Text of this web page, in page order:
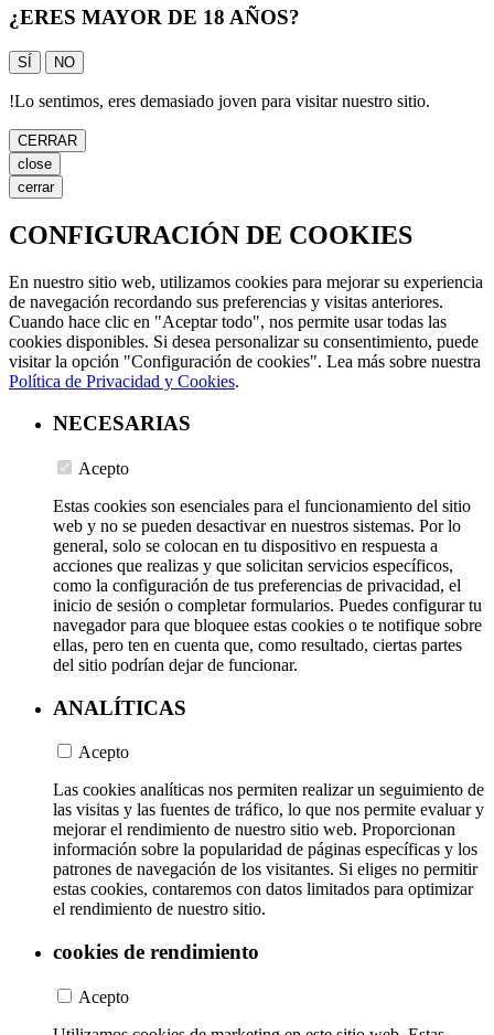
¿ERES MAYOR DE 18 AÑOS?
SÍ NO
!Lo sentimos, eres demasiado joven para visitar nuestro sitio.
CERRAR
close
cerrar
CONFIGURACIÓN DE COOKIES
En nuestro sitio web, utilizamos cookies para mejorar su experiencia
de navegación recordando sus preferencias y visitas anteriores.
Cuando hace clic en "Aceptar todo", nos permite usar todas las
cookies disponibles. Si desea personalizar su consentimiento, puede
visitar la opción "Configuración de cookies". Lea más sobre nuestra
Política de Privacidad y Cookies.
NECESARIAS
Acepto
Estas cookies son esenciales para el funcionamiento del sitio
web y no se pueden desactivar en nuestros sistemas. Por lo
general, solo se colocan en tu dispositivo en respuesta a
acciones que realizas y que solicitan servicios específicos,
como la configuración de tus preferencias de privacidad, el
inicio de sesión o completar formularios. Puedes configurar tu
navegador para que bloquee estas cookies o te notifique sobre
ellas, pero ten en cuenta que, como resultado, ciertas partes
del sitio podrían dejar de funcionar.
ANALÍTICAS
Acepto
Las cookies analíticas nos permiten realizar un seguimiento de
las visitas y las fuentes de tráfico, lo que nos permite evaluar y
mejorar el rendimiento de nuestro sitio web. Proporcionan
información sobre la popularidad de páginas específicas y los
patrones de navegación de los visitantes. Si eliges no permitir
estas cookies, contaremos con datos limitados para optimizar
el rendimiento de nuestro sitio.
cookies de rendimiento
Acepto